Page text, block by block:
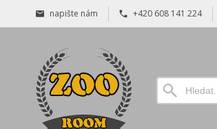
napište nám +420 608 141 224